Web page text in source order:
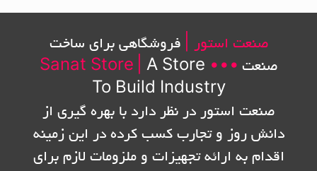
صنعت استور |
فروشگاهی برای ساخت
صنعت •••
Sanat Store
A Store
To Build Industry
صنعت استور در نظر دارد با بهره گیری از
دانش روز و تجارب کسب کرده در این زمینه
اقدام به ارائه تجهیزات و ملزومات لازم برای